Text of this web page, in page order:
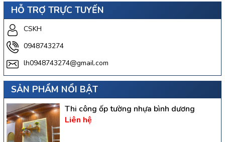
HỖ TRỢ TRỰC TUYẾN
CSKH
0948743274
lh0948743274@gmail.com
SẢN PHẨM NỔI BẬT
Thi công ốp tường nhựa bình dương
Liên hệ